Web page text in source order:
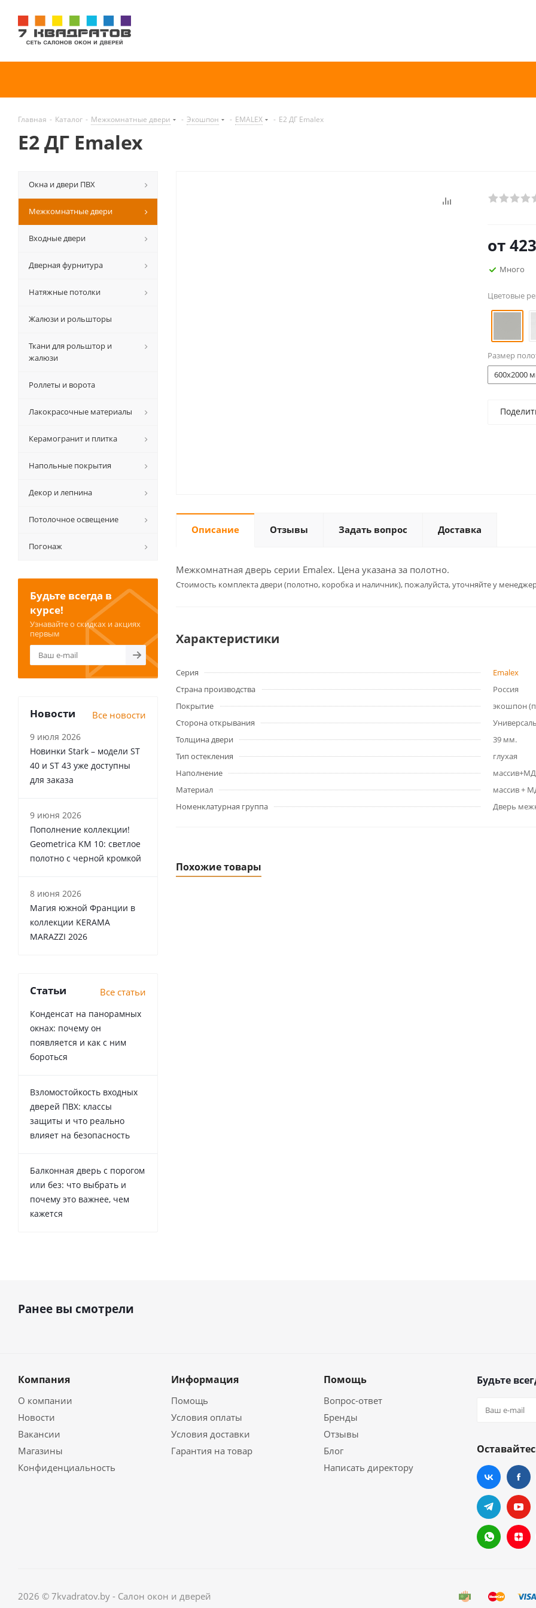
Главная - Каталог - Межкомнатные двери - Экошпон - EMALEX - E2 ДГ Emalex
E2 ДГ Emalex
от
Много
Цветовые
Размер
600x2000
Описание Отзывы Задать вопрос Доставка
Межкомнатная дверь серии Emalex. Цена указана за полотно.
Cтоимость комплекта двери (полотно, коробка и наличник), пожалуйста, уточняйте у
Характеристики
Серия
Emalex
Страна производства
Россия
Покрытие
экошпон
Сторона открывания
Толщина двери
39 мм.
Тип остекления
глухая
Наполнение
Материал
массив +
Номенклатурная группа
Дверь
Похожие товары
Окна и двери ПВХ
Межкомнатные двери
Входные двери
Дверная фурнитура
Натяжные потолки
Жалюзи и рольшторы
Ткани для рольштор и
жалюзи
Роллеты и ворота
Лакокрасочные материалы
Керамогранит и плитка
Напольные покрытия
Декор и лепнина
Потолочное освещение
Погонаж
Будьте всегда в
курсе!
Узнавайте о скидках и акциях
первым
Новости Все новости
9 июля 2026
Новинки Stark – модели ST
40 и ST 43 уже доступны
для заказа
9 июня 2026
Пополнение коллекции!
Geometrica KM 10: светлое
полотно с черной кромкой
8 июня 2026
Магия южной Франции в
коллекции KERAMA
MARAZZI 2026
Статьи Все статьи
Конденсат на панорамных
окнах: почему он
появляется и как с ним
бороться
Взломостойкость входных
дверей ПВХ: классы
защиты и что реально
влияет на безопасность
Балконная дверь с порогом
или без: что выбрать и
почему это важнее, чем
кажется
Ранее вы смотрели
Компания
О компании
Новости
Вакансии
Магазины
Конфиденциальность
Информация
Помощь
Условия оплаты
Условия доставки
Гарантия на товар
Помощь
Вопрос-ответ
Бренды
Отзывы
Блог
Написать директору
Будьте
2026 © 7kvadratov.by - Салон окон и дверей